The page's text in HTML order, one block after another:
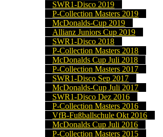
SWR1-Disco 2019
P-Collection Masters 2019
McDonalds-Cup 2019
Allianz Juniors Cup 2019
SWR1-Disco 2018
P-Collection Masters 2018
McDonalds Cup Juli 2018
P-Collection Masters 2017
SWR1-Disco Sep 2017
McDonalds-Cup Juli 2017
SWR1-Disco Dez 2016
P-Collection Masters 2016
VfB-Fußballschule Okt 2016
McDonalds Cup Juli 2016
P-Collection Masters 2015